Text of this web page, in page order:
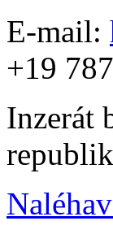
E-mail:
+19
Inzerát